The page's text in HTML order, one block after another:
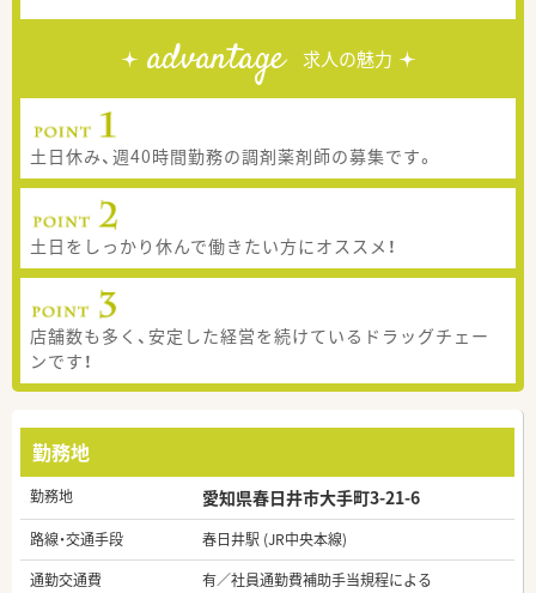
advantage 求人の魅力
土日休み、週40時間勤務の調剤薬剤師の募集です。
土日をしっかり休んで働きたい方にオススメ！
店舗数も多く、安定した経営を続けているドラッグチェー
ンです！
勤務地
勤務地 愛知県春日井市大手町3-21-6
路線・交通手段
春日井駅 (JR中央本線)
通勤交通費
有／社員通勤費補助手当規程による